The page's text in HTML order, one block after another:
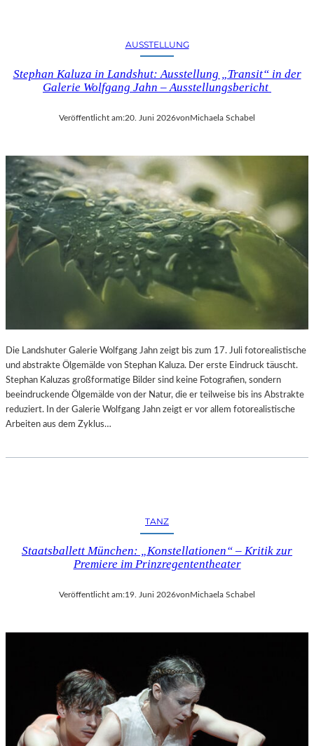
AUSSTELLUNG
Stephan Kaluza in Landshut: Ausstellung „Transit“ in der
Galerie Wolfgang Jahn – Ausstellungsbericht
Veröffentlicht am:20. Juni 2026vonMichaela Schabel
Die Landshuter Galerie Wolfgang Jahn zeigt bis zum 17. Juli fotorealistische
und abstrakte Ölgemälde von Stephan Kaluza. Der erste Eindruck täuscht.
Stephan Kaluzas großformatige Bilder sind keine Fotografien, sondern
beeindruckende Ölgemälde von der Natur, die er teilweise bis ins Abstrakte
reduziert. In der Galerie Wolfgang Jahn zeigt er vor allem fotorealistische
Arbeiten aus dem Zyklus…
TANZ
Staatsballett München: „Konstellationen“ – Kritik zur
Premiere im Prinzregententheater
Veröffentlicht am:19. Juni 2026vonMichaela Schabel